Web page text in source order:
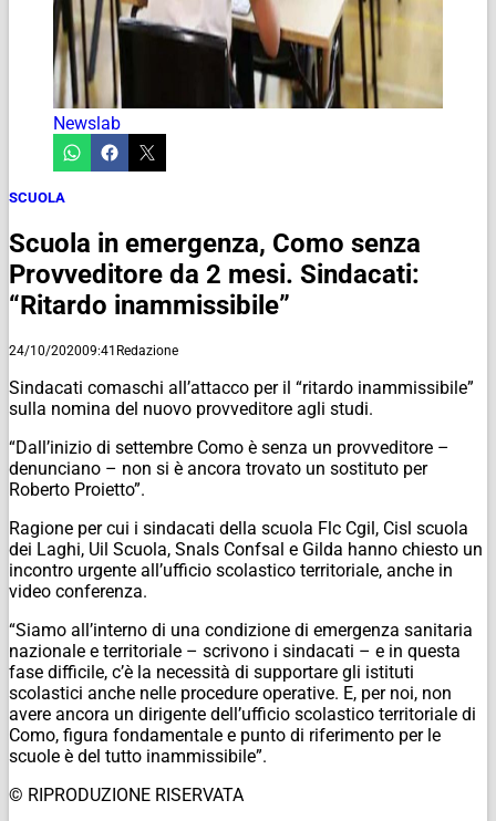
Newslab
SCUOLA
Scuola in emergenza, Como senza
Provveditore da 2 mesi. Sindacati:
“Ritardo inammissibile”
24/10/202009:41 Redazione
Sindacati comaschi all’attacco per il “ritardo inammissibile”
sulla nomina del nuovo provveditore agli studi.
“Dall’inizio di settembre Como è senza un provveditore –
denunciano – non si è ancora trovato un sostituto per
Roberto Proietto”.
Ragione per cui i sindacati della scuola Flc Cgil, Cisl scuola
dei Laghi, Uil Scuola, Snals Confsal e Gilda hanno chiesto un
incontro urgente all’ufficio scolastico territoriale, anche in
video conferenza.
“Siamo all’interno di una condizione di emergenza sanitaria
nazionale e territoriale – scrivono i sindacati – e in questa
fase difficile, c’è la necessità di supportare gli istituti
scolastici anche nelle procedure operative. E, per noi, non
avere ancora un dirigente dell’ufficio scolastico territoriale di
Como, figura fondamentale e punto di riferimento per le
scuole è del tutto inammissibile”.
© RIPRODUZIONE RISERVATA